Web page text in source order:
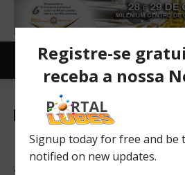
Combustíveis TOPNEWS
54º leilão de
ANP negocia